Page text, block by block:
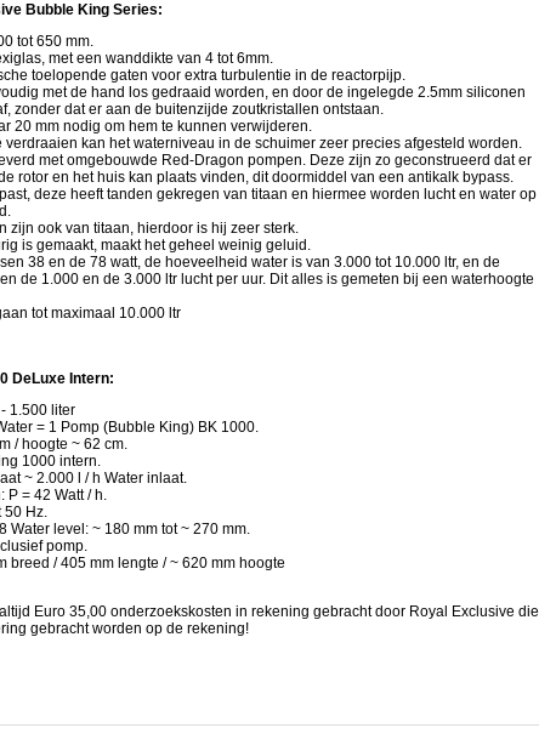
Bubble King Series:
tot 650 mm.
met een wanddikte van 4 tot 6mm.
toelopende gaten voor extra turbulentie in de reactorpijp.
met de hand los gedraaid worden, en door de ingelegde 2.5mm siliconen
zonder dat er aan de buitenzijde zoutkristallen ontstaan.
20 mm nodig om hem te kunnen verwijderen.
verdraaien kan het waterniveau in de schuimer zeer precies afgesteld worden.
met omgebouwde Red-Dragon pompen. Deze zijn zo geconstrueerd dat er
rotor en het huis kan plaats vinden, dit doormiddel van een antikalk bypass.
deze heeft tanden gekregen van titaan en hiermee worden lucht en water op
zijn ook van titaan, hierdoor is hij zeer sterk.
is gemaakt, maakt het geheel weinig geluid.
38 en de 78 watt, de hoeveelheid water is van 3.000 tot 10.000 ltr, en de
de 1.000 en de 3.000 ltr lucht per uur. Dit alles is gemeten bij een waterhoogte
tot maximaal 10.000 ltr
DeLuxe Intern:
1.500 liter
= 1 Pomp (Bubble King) BK 1000.
/ hoogte ~ 62 cm.
1000 intern.
~ 2.000 l / h Water inlaat.
P = 42 Watt / h.
50 Hz.
Water level: ~ 180 mm tot ~ 270 mm.
pomp.
breed / 405 mm lengte / ~ 620 mm hoogte
Euro 35,00 onderzoekskosten in rekening gebracht door Royal Exclusive die
gebracht worden op de rekening!